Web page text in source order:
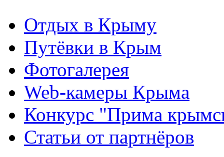
Отдых в Крыму
Путёвки в Крым
Фотогалерея
Web-камеры Крыма
Конкурс "Прима
Статьи от партнёров